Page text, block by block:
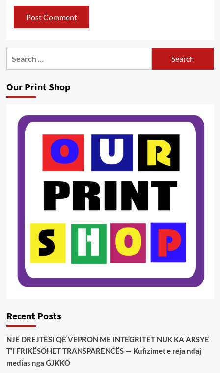
Our Print Shop
Recent Posts
NJË DREJTËSI QË VEPRON ME INTEGRITET NUK KA ARSYE
T’I FRIKËSOHET TRANSPARENCËS — Kufizimet e reja ndaj
medias nga GJKKO